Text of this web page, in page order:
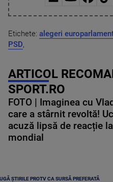
Etichete: alegeri
PSD,
ARTICOL
SPORT.RO
FOTO | Imaginea cu
care a stârnit revoltă!
acuză lipsă de reacție
mondial
ȘTIRILE PROTV CA SURSĂ PREFERATĂ